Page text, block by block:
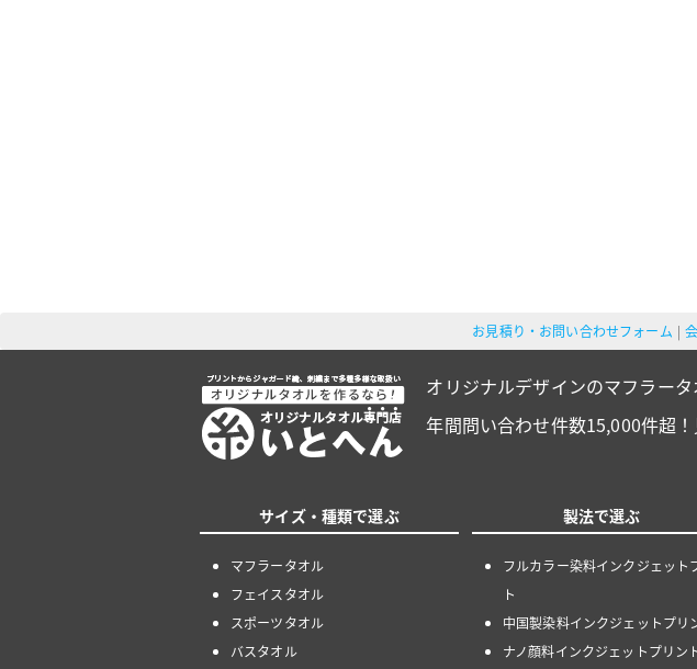
お見積り・お問い合わせフォーム
オリジナルデザインのマフラー
年間問い合わせ件数15,000件超
サイズ・種類で選ぶ
マフラータオル
フェイスタオル
スポーツタオル
バスタオル
製法で選ぶ
フルカラー染料インクジェット
ト
中国製染料インクジェットプリ
ナノ顔料インクジェットプリン